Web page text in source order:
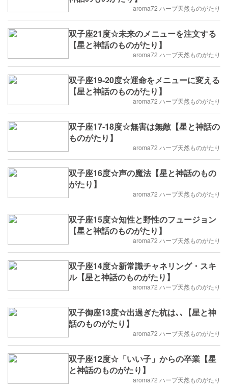
aroma72 ハーブ天然ものがたり
双子座21度☆未来のメニューを注文する
【星と神話のものがたり】
aroma72 ハーブ天然ものがたり
双子座19-20度☆運命をメニューに変える
【星と神話のものがたり】
aroma72 ハーブ天然ものがたり
双子座17-18度☆無害は無敵【星と神話の
ものがたり】
aroma72 ハーブ天然ものがたり
双子座16度☆声の魔法【星と神話のもの
がたり】
aroma72 ハーブ天然ものがたり
双子座15度☆知性と野性のフュージョン
【星と神話のものがたり】
aroma72 ハーブ天然ものがたり
双子座14度☆新常識チャネリング・スキ
ル【星と神話のものがたり】
aroma72 ハーブ天然ものがたり
双子御座13度☆出過ぎた杭は､､【星と神
話のものがたり】
aroma72 ハーブ天然ものがたり
双子座12度☆「いい子」からの卒業【星
と神話のものがたり】
aroma72 ハーブ天然ものがたり